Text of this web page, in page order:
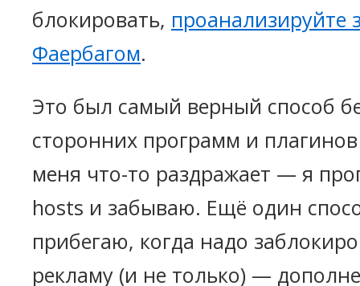
блокировать, проанализируйте
Фаербагом.
Это был самый верный способ
сторонних программ и
меня что-то раздражает — я
hosts и забываю. Ещё один
прибегаю, когда надо
рекламу (и не только) —